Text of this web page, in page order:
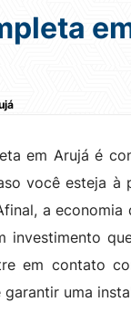
em Arujá é
você esteja à
a
investimento
em contato
uma